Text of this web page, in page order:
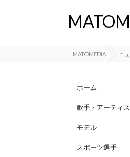
MATOMEDIA ニ
ホーム
歌手・アーティス
モデル
スポーツ選手